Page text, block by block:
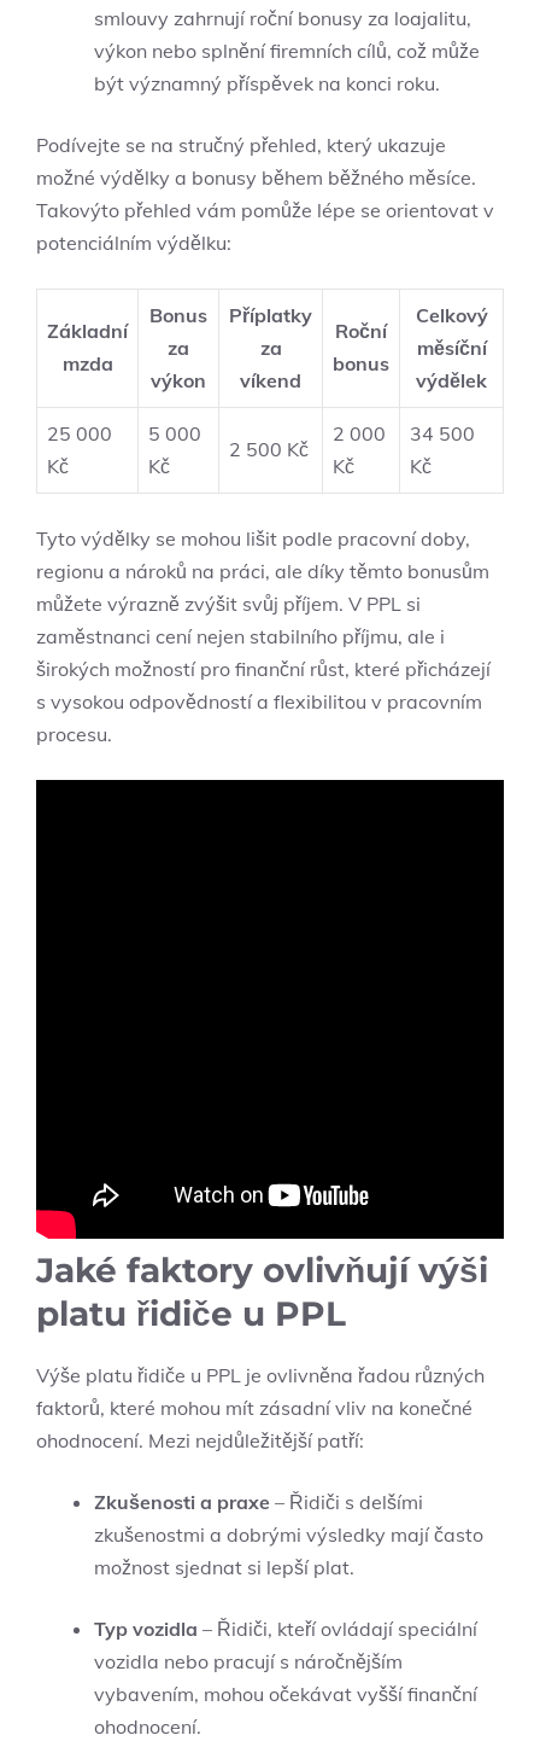
smlouvy zahrnují roční bonusy za loajalitu,
výkon nebo splnění firemních cílů, což může
být významný příspěvek na konci roku.
Podívejte se na stručný přehled, který ukazuje
možné výdělky a bonusy během běžného měsíce.
Takovýto přehled vám pomůže lépe se orientovat v
potenciálním výdělku:
Základní
mzda
Bonus
za
výkon
Příplatky
za
víkend
Roční
bonus
Celkový
měsíční
výdělek
25 000
Kč
5 000
Kč
2 500 Kč
2 000
Kč
34 500
Kč
Tyto výdělky se mohou lišit podle pracovní doby,
regionu a nároků na práci, ale díky těmto bonusům
můžete výrazně zvýšit svůj příjem. V PPL si
zaměstnanci cení nejen stabilního příjmu, ale i
širokých možností pro finanční růst, které přicházejí
s vysokou odpovědností a flexibilitou v pracovním
procesu.
Jaké faktory ovlivňují výši
platu řidiče u PPL
Výše platu řidiče u PPL je ovlivněna řadou různých
faktorů, které mohou mít zásadní vliv na konečné
ohodnocení. Mezi nejdůležitější patří:
Zkušenosti a praxe – Řidiči s delšími
zkušenostmi a dobrými výsledky mají často
možnost sjednat si lepší plat.
Typ vozidla – Řidiči, kteří ovládají speciální
vozidla nebo pracují s náročnějším
vybavením, mohou očekávat vyšší finanční
ohodnocení.